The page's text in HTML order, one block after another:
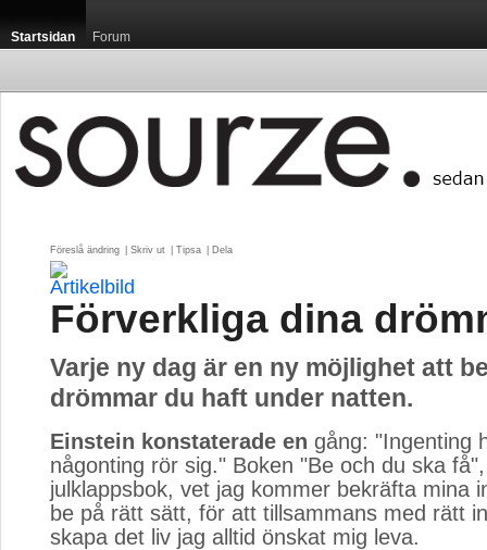
Startsidan Forum
Föreslå ändring Skriv ut Tipsa Dela
Förverkliga dina
Varje ny dag är en ny möjlighet att
drömmar du haft under natten.
Einstein konstaterade en gång: "Ingenting
någonting rör sig." Boken "Be och du ska
julklappsbok, vet jag kommer bekräfta mina
be på rätt sätt, för att tillsammans med rätt
skapa det liv jag alltid önskat mig leva.